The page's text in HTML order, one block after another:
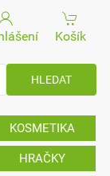
Košík
KOSMETIKA
HRAČKY